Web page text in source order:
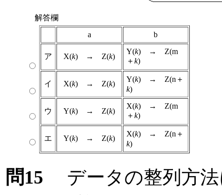
解答欄
a
b
ア X(k) → Z(k)
Y(k) → Z(m
＋k)
イ X(k) → Z(k)
Y(k) → Z(n＋
k)
ウ Y(k) → Z(k)
X(k) → Z(m
＋k)
エ Y(k) → Z(k)
X(k) → Z(n＋
k)
問15 データの整列方法